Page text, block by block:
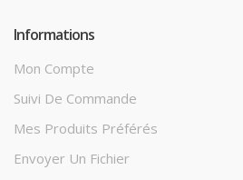
Informations
Mon Compte
Suivi De Commande
Mes Produits Préférés
Envoyer Un Fichier